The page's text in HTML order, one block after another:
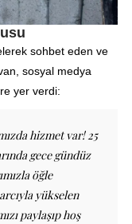
sohbet eden ve
sosyal medya
yer verdi:
hizmet var! 25
gece gündüz
öğle
yükselen
paylaşıp hoş